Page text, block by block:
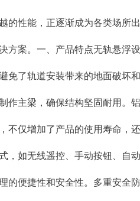
性能，正逐渐成为各类场所
案。​一、产品特点​无轨悬浮
了轨道安装带来的地面破坏
主梁，确保结构坚固耐用。
仅增加了产品的使用寿命，
如无线遥控、手动按钮、自
便捷性和安全性。​多重安全